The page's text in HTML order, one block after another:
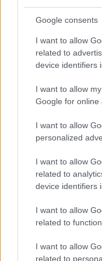
Google consents
I want to allow
related to
device identifiers
I want to allow
Google for online
I want to allow
personalized
I want to allow
related to
device identifiers
I want to allow
related to
I want to allow
related to
Τι πιστεύετε
;
Έχω τη γνώμη
λόγο και
θεατής.
την πρόσληψη
συνεργώ, ούτε
και τα
αντιλήφθηκε ή
βλέποντας ένα